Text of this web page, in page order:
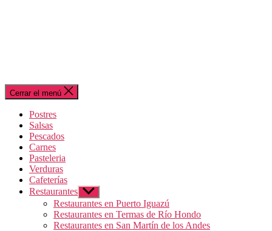
Cerrar el menú
Postres
Salsas
Pescados
Carnes
Pasteleria
Verduras
Cafeterías
Restaurantes Mostrar
el
submenú
Restaurantes en Puerto Iguazú
Restaurantes en Termas de Río Hondo
Restaurantes en San Martín de los Andes